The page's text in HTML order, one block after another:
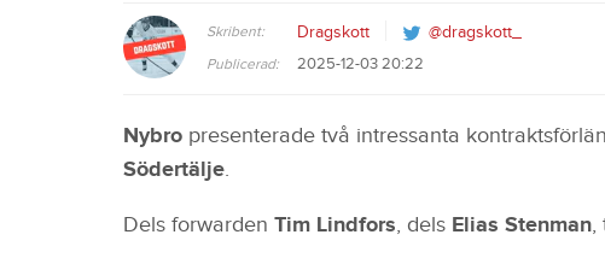
Skribent: Dragskott @dragskott_
Publicerad: 2025-12-03 20:22
Nybro presenterade två intressanta
Södertälje.
Dels forwarden Tim Lindfors, dels Elias Stenman,